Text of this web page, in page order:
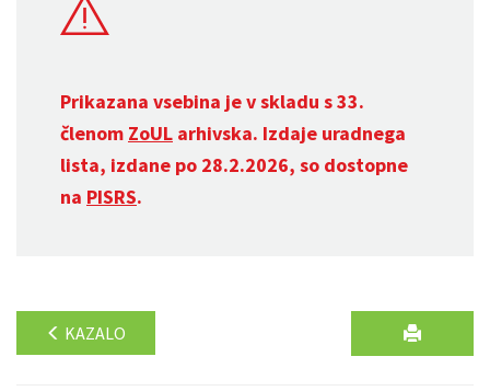
Prikazana vsebina je v skladu s 33.
členom ZoUL arhivska. Izdaje uradnega
lista, izdane po 28.2.2026, so dostopne
na PISRS.
KAZALO